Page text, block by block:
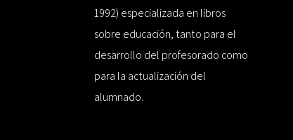
1992) especializada en libros
sobre educación, tanto para el
desarrollo del profesorado como
para la actualización del
alumnado.